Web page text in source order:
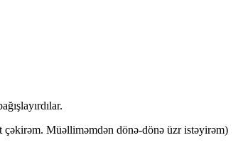
Müəlliməmdən dönə-dönə üzr istəyirəm)